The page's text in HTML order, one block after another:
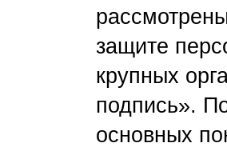
защите
крупных
подпись».
основных